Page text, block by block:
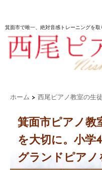
箕面市で唯一、絶対音感トレーニングを
ホーム > 西尾ピアノ教室の生
箕面市ピアノ教
を大切に。小学
グランドピアノ